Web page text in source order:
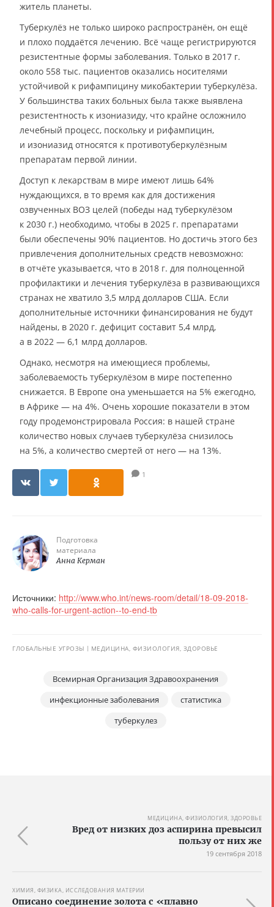
житель планеты.
Туберкулёз не только широко распространён, он ещё
и плохо поддаётся лечению. Всё чаще регистрируются
резистентные формы заболевания. Только в 2017 г.
около 558 тыс. пациентов оказались носителями
устойчивой к рифампицину микобактерии туберкулёза.
У большинства таких больных была также выявлена
резистентность к изониазиду, что крайне осложнило
лечебный процесс, поскольку и рифампицин,
и изониазид относятся к противотуберкулёзным
препаратам первой линии.
Доступ к лекарствам в мире имеют лишь 64%
нуждающихся, в то время как для достижения
озвученных ВОЗ целей (победы над туберкулёзом
к 2030 г.) необходимо, чтобы в 2025 г. препаратами
были обеспечены 90% пациентов. Но достичь этого без
привлечения дополнительных средств невозможно:
в отчёте указывается, что в 2018 г. для полноценной
профилактики и лечения туберкулёза в развивающихся
странах не хватило 3,5 млрд долларов США. Если
дополнительные источники финансирования не будут
найдены, в 2020 г. дефицит составит 5,4 млрд,
а в 2022 — 6,1 млрд долларов.
Однако, несмотря на имеющиеся проблемы,
заболеваемость туберкулёзом в мире постепенно
снижается. В Европе она уменьшается на 5% ежегодно,
в Африке — на 4%. Очень хорошие показатели в этом
году продемонстрировала Россия: в нашей стране
количество новых случаев туберкулёза снизилось
на 5%, а количество смертей от него — на 13%.
1
Подготовка
материала
Анна Керман
Источники: http://www.who.int/news-room/detail/18-09-2018-
who-calls-for-urgent-action--to-end-tb
ГЛОБАЛЬНЫЕ УГРОЗЫ МЕДИЦИНА, ФИЗИОЛОГИЯ, ЗДОРОВЬЕ
Всемирная Организация Здравоохранения
инфекционные заболевания
статистика
туберкулез
МЕДИЦИНА, ФИЗИОЛОГИЯ, ЗДОРОВЬЕ
Вред от низких доз аспирина превысил
пользу от них же
19 сентября 2018
ХИМИЯ, ФИЗИКА, ИССЛЕДОВАНИЯ МАТЕРИИ
Описано соединение золота с «плавно